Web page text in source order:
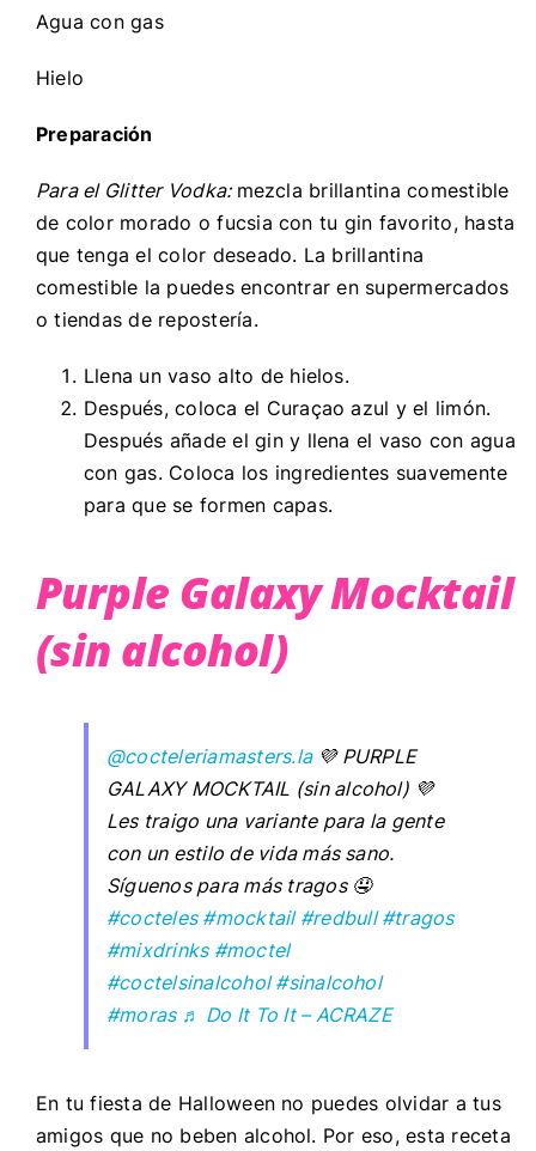
Agua con gas
Hielo
Preparación
Para el Glitter Vodka: mezcla brillantina comestible
de color morado o fucsia con tu gin favorito, hasta
que tenga el color deseado. La brillantina
comestible la puedes encontrar en supermercados
o tiendas de repostería.
Llena un vaso alto de hielos.
Después, coloca el Curaçao azul y el limón.
Después añade el gin y llena el vaso con agua
con gas. Coloca los ingredientes suavemente
para que se formen capas.
Purple Galaxy Mocktail
(sin alcohol)
@cocteleriamasters.la💜 PURPLE
GALAXY MOCKTAIL (sin alcohol) 💜
Les traigo una variante para la gente
con un estilo de vida más sano.
Síguenos para más tragos 🤤
#cocteles #mocktail #redbull #tragos
#mixdrinks #moctel
#coctelsinalcohol #sinalcohol
#moras ♬ Do It To It – ACRAZE
En tu fiesta de Halloween no puedes olvidar a tus
amigos que no beben alcohol. Por eso, esta receta